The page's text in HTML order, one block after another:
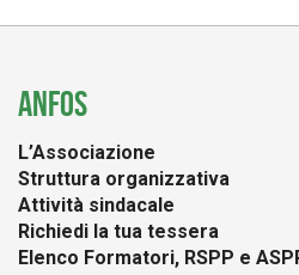
ANFOS
L’Associazione
Struttura organizzativa
Attività sindacale
Richiedi la tua tessera
Elenco Formatori, RSPP e